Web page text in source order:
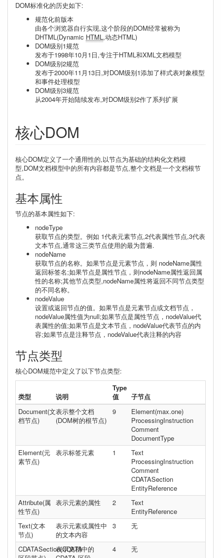
DOM标准化的历史如下:
规范化前版本
由各个浏览器自行实现,这个阶段的DOM经常被称为
DHTML(Dynamic HTML,动态HTML)
DOM级别1规范
发布于1998年10月1日,专注于HTML和XML文档模型
DOM级别2规范
发布于2000年11月13日,对DOM级别1添加了样式表对象模型
和事件处理模型
DOM级别3规范
从2004年开始陆续发布,对DOM级别2作了系列扩展
核心DOM
核心DOM定义了一个通用性的,以节点为基础的结构化文档模
型,DOM文档模型中的所有内容都是节点,整个文档是一个文档根节
点。
基本属性
节点的基本属性如下:
nodeType
获取节点的类型。例如 1代表元素节点,2代表属性节点,3代表
文本节点,通常这三类节点使用的最为普遍.
nodeName
获取节点的名称。如果节点是元素节点，则 nodeName属性
返回标签名;如果节点是属性节点，则nodeName属性返回属
性的名称;其他节点类型,nodeName属性将返回不同节点类型
的不同名称。
nodeValue
设置或返回节点的值。如果节点是元素节点或文档节点，
nodeValue属性值为null;如果节点是属性节点，nodeValue代
表属性的值;如果节点是文本节点，nodeValue代表节点的内
容;如果节点是注释节点，nodeValue代表注释的内容
节点类型
核心DOM规范中定义了以下节点类型:
类型 说明
Type
值
子节点
Document(文
档节点)
表示整个文档
(DOM树的根节点)
9
Element(max.one)
ProcessingInstruction
Comment
DocumentType
Element(元
素节点)
表示标签元素 1
Text
ProcessingInstruction
Comment
CDATASection
EntityReference
Attribute(属
性节点)
表示元素的属性 2
Text
EntityReference
Text(文本
节点)
表示元素或属性中
的文本内容
3 无
CDATASection(CDATA
表示文档中的
4 无